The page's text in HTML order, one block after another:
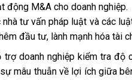
động M&A cho doanh nghiệp.
nhà tư vấn pháp luật và các
đầu tư, lành mạnh hóa tài
trợ doanh nghiệp kiểm tra độ
mâu thuẫn về lợi ích giữa